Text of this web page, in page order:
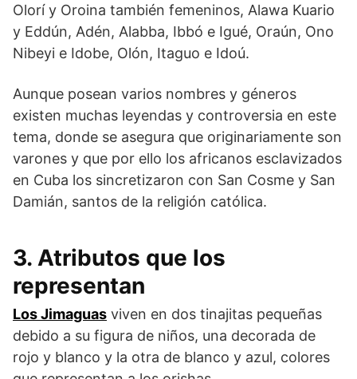
Olorí y Oroina también femeninos, Alawa Kuario
y Eddún, Adén, Alabba, Ibbó e Igué, Oraún, Ono
Nibeyi e Idobe, Olón, Itaguo e Idoú.
Aunque posean varios nombres y géneros
existen muchas leyendas y controversia en este
tema, donde se asegura que originariamente son
varones y que por ello los africanos esclavizados
en Cuba los sincretizaron con San Cosme y San
Damián, santos de la religión católica.
3. Atributos que los
representan
Los Jimaguas viven en dos tinajitas pequeñas
debido a su figura de niños, una decorada de
rojo y blanco y la otra de blanco y azul, colores